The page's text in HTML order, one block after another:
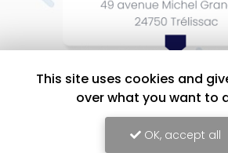
This site uses cookies and
over what you want to
OK, accept all